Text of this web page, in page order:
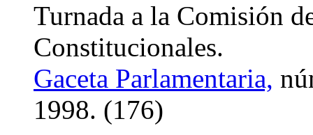
Turnada a la Comisión
Constitucionales.
Gaceta Parlamentaria,
1998. (176)